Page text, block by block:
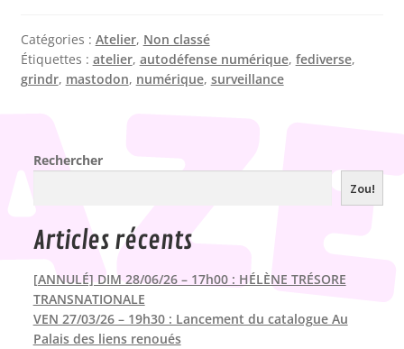
Catégories : Atelier, Non classé
Étiquettes : atelier, autodéfense numérique, fediverse,
grindr, mastodon, numérique, surveillance
Rechercher
Zou!
Articles récents
[ANNULÉ] DIM 28/06/26 – 17h00 : HÉLÈNE TRÉSORE
TRANSNATIONALE
VEN 27/03/26 – 19h30 : Lancement du catalogue Au
Palais des liens renoués